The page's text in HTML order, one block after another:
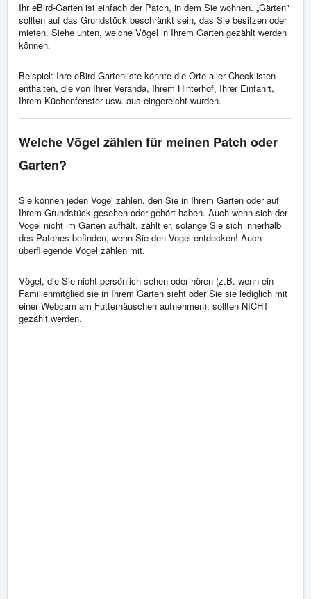
Ihr eBird-Garten ist einfach der Patch, in dem Sie wohnen. „Gärten"
sollten auf das Grundstück beschränkt sein, das Sie besitzen oder
mieten. Siehe unten, welche Vögel in Ihrem Garten gezählt werden
können.
Beispiel: Ihre eBird-Gartenliste könnte die Orte aller Checklisten
enthalten, die von Ihrer Veranda, Ihrem Hinterhof, Ihrer Einfahrt,
Ihrem Küchenfenster usw. aus eingereicht wurden.
Welche Vögel zählen für meinen Patch oder
Garten?
Sie können jeden Vogel zählen, den Sie in Ihrem Garten oder auf
Ihrem Grundstück gesehen oder gehört haben. Auch wenn sich der
Vogel nicht im Garten aufhält, zählt er, solange Sie sich innerhalb
des Patches befinden, wenn Sie den Vogel entdecken! Auch
überfliegende Vögel zählen mit.
Vögel, die Sie nicht persönlich sehen oder hören (z.B. wenn ein
Familienmitglied sie in Ihrem Garten sieht oder Sie sie lediglich mit
einer Webcam am Futterhäuschen aufnehmen), sollten NICHT
gezählt werden.